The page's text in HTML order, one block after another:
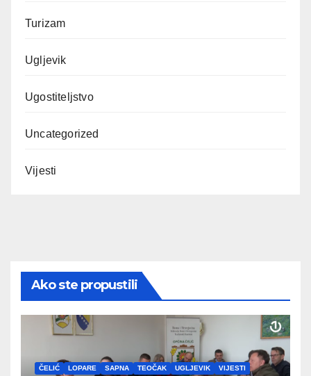
Turizam
Ugljevik
Ugostiteljstvo
Uncategorized
Vijesti
Ako ste propustili
ČELIĆ LOPARE SAPNA TEOČAK UGLJEVIK VIJESTI